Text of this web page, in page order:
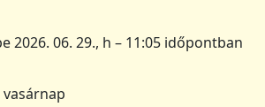
2026. 06. 29., h – 11:05 időpontban
vasárnap